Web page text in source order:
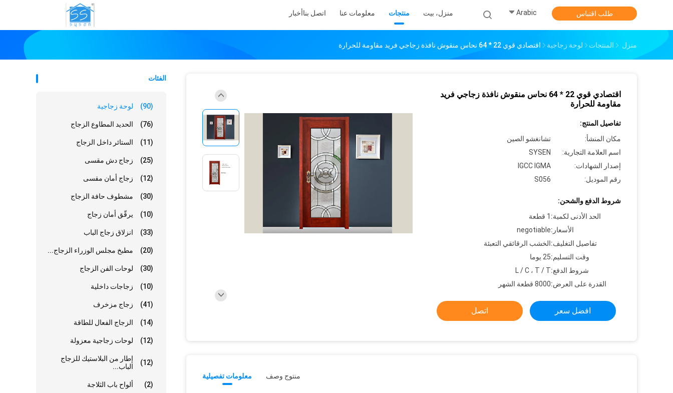
منزل، بيت منتجات معلومات عنا اتصل بناأخبار Arabic طلب اقتباس
منزل المنتجات لوحة زجاجية اقتصادي قوي 22 * ​​64 نحاس منقوش نافذة زجاجي فريد مقاومة للحرارة
الفئات
لوحة زجاجية (90)
الحديد المطاوع الزجاج (76)
الستائر داخل الزجاج (11)
زجاج دش مقسى (25)
زجاج أمان مقسى (12)
مشطوف حافة الزجاج (30)
يرقّق أمان زجاج (10)
انزلاق زجاج الباب (33)
مطبخ مجلس الوزراء الزجاج... (20)
لوحات الفن الزجاج (30)
زجاجات داخلية (10)
زجاج مزخرف (41)
الزجاج الفعال للطاقة (14)
لوحات زجاجية معزولة (12)
إطار من البلاستيك للزجاج
الباب...
(12)
ألواح باب الثلاجة (2)
اقتصادي قوي 22 * ​​64 نحاس منقوش نافذة زجاجي فريد
مقاومة للحرارة
تفاصيل المنتج:
مكان المنشأ:
تشانغشو الصين
اسم العلامة التجارية:
SYSEN
إصدار الشهادات:
IGCC IGMA
رقم الموديل:
S056
شروط الدفع والشحن:
الحد الأدنى لكمية: 1 قطعة
الأسعار:negotiable
تفاصيل التغليف:الخشب الرقائقي التعبئة
وقت التسليم:25 يوما
شروط الدفع:L / C ، T / T
القدرة على العرض:8000 قطعة الشهر
افضل سعر اتصل
معلومات تفصيلية منتوج وصف